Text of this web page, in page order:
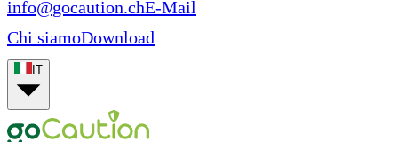
info@gocaution.chE-Mail
Chi siamoDownload
IT